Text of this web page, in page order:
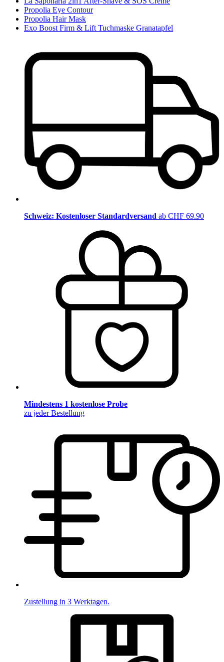
Propolia Eye Contour
Propolia Hair Mask
Exo Boost Firm & Lift Tuchmaske Granatapfel
Schweiz: Kostenloser Standardversand ab CHF 69.90
Mindestens 1 kostenlose Probe
zu jeder Bestellung
Zustellung in 3 Werktagen.